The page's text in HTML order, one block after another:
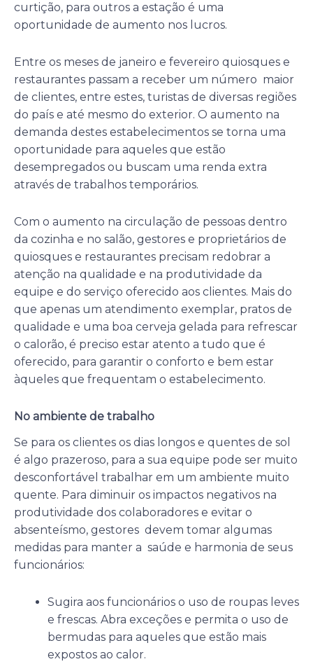
curtição, para outros a estação é uma
oportunidade de aumento nos lucros.
Entre os meses de janeiro e fevereiro quiosques e
restaurantes passam a receber um número maior
de clientes, entre estes, turistas de diversas regiões
do país e até mesmo do exterior. O aumento na
demanda destes estabelecimentos se torna uma
oportunidade para aqueles que estão
desempregados ou buscam uma renda extra
através de trabalhos temporários.
Com o aumento na circulação de pessoas dentro
da cozinha e no salão, gestores e proprietários de
quiosques e restaurantes precisam redobrar a
atenção na qualidade e na produtividade da
equipe e do serviço oferecido aos clientes. Mais do
que apenas um atendimento exemplar, pratos de
qualidade e uma boa cerveja gelada para refrescar
o calorão, é preciso estar atento a tudo que é
oferecido, para garantir o conforto e bem estar
àqueles que frequentam o estabelecimento.
No ambiente de trabalho
Se para os clientes os dias longos e quentes de sol
é algo prazeroso, para a sua equipe pode ser muito
desconfortável trabalhar em um ambiente muito
quente. Para diminuir os impactos negativos na
produtividade dos colaboradores e evitar o
absenteísmo, gestores devem tomar algumas
medidas para manter a saúde e harmonia de seus
funcionários:
Sugira aos funcionários o uso de roupas leves
e frescas. Abra exceções e permita o uso de
bermudas para aqueles que estão mais
expostos ao calor.